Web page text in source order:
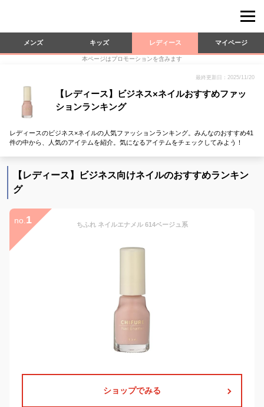
メンズ キッズ レディース マイページ
本ページはプロモーションを含みます
最終更新日：2025/11/20
【レディース】ビジネス×ネイルおすすめファッ
ションランキング
レディースのビジネス×ネイルの人気ファッションランキング。みんなのおすすめ41
件の中から、人気のアイテムを紹介。気になるアイテムをチェックしてみよう！
【レディース】ビジネス向けネイルのおすすめランキン
グ
no. 1 ちふれ ネイルエナメル 614ベージュ系
ショップでみる